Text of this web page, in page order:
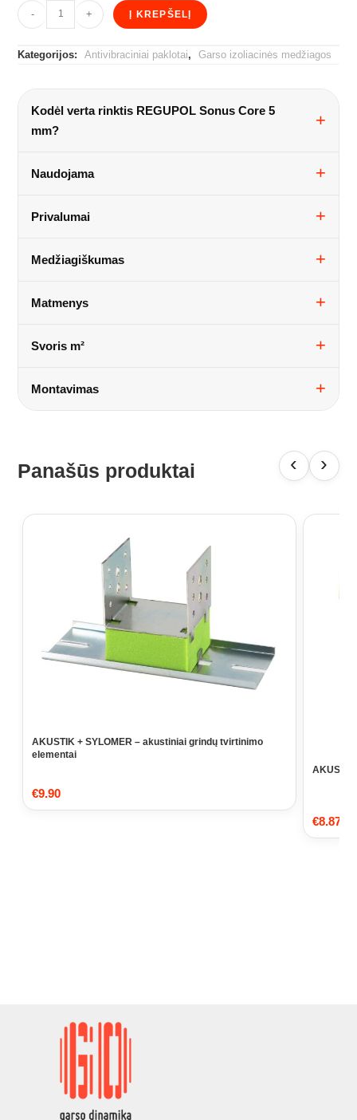
-
produkto
kiekis:
paklotas
core
+ Į KREPŠELĮ
Kategorijos: Antivibraciniai paklotai, Garso izoliacinės medžiagos
Kodėl verta rinktis REGUPOL Sonus Core 5
mm?
Naudojama
Privalumai
Medžiagiškumas
Matmenys
Svoris m²
Montavimas
Panašūs produktai
AKUSTIK + SYLOMER – akustiniai grindų tvirtinimo
elementai
€9.90
€8.87
‹ ›